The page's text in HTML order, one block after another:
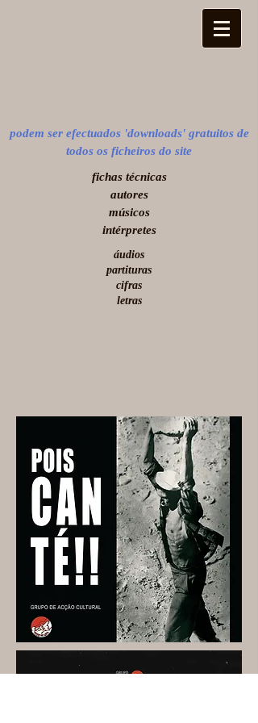
podem ser efectuados 'downloads' gratuitos de
todos os ficheiros do site
​fichas técnicas
autores
músicos
intérpretes
áudios
partituras
cifras
letras